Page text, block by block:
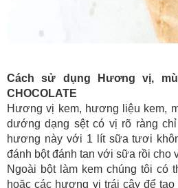
Cách sử dụng Hương vị,
CHOCOLATE
Hương vị kem, hương liệu kem,
dướng dạng sệt có vị rõ ràng
hương này với 1 lít sữa tươi
đánh bột đánh tan với sữa rồi cho
Ngoài bột làm kem chúng tôi có
hoặc các hương vị trái cây để